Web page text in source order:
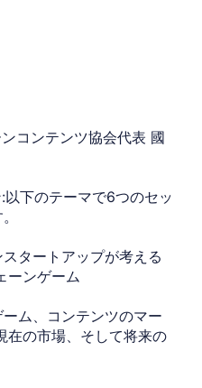
コンテンツ協会代表 國
下のテーマで6つのセッ
タートアップが考える
ーンゲーム
ム、コンテンツのマー
在の市場、そして将来の